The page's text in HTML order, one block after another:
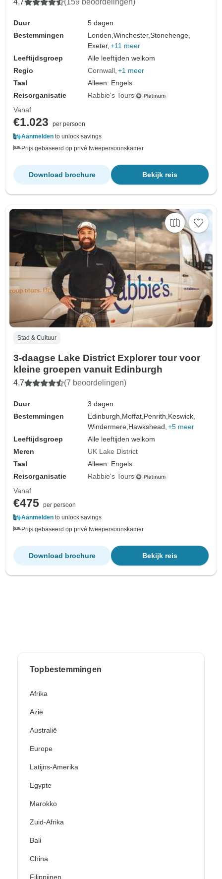
4,7 (159 beoordelingen)
Duur
5 dagen
Bestemmingen
Londen,Winchester,Stonehenge,
Exeter, +11 meer
Leeftijdsgroep
Alle leeftijden welkom
Regio
Cornwall +1 meer
Taal
Alleen: Engels
Reisorganisatie
Rabbie's Tours
Vanaf
€1.023
per persoon
Aanmelden to unlock savings
Prijs gebaseerd op privé tweepersoonskamer
Bekijk reis
Download brochure
Stad & Cultuur
3-daagse Lake District Explorer tour voor
kleine groepen vanuit Edinburgh
4,7 (7 beoordelingen)
Duur
3 dagen
Bestemmingen
Edinburgh,Moffat,Penrith,Keswick,
Windermere,Hawkshead, +5 meer
Leeftijdsgroep
Alle leeftijden welkom
Meren
UK Lake District
Taal
Alleen: Engels
Reisorganisatie
Rabbie's Tours
Vanaf
€475 per persoon
Aanmelden to unlock savings
Prijs gebaseerd op privé tweepersoonskamer
Bekijk reis
Download brochure
Topbestemmingen
Afrika
Azië
Australië
Europe
Latijns-Amerika
Egypte
Marokko
Zuid-Afrika
Bali
China
Filippijnen